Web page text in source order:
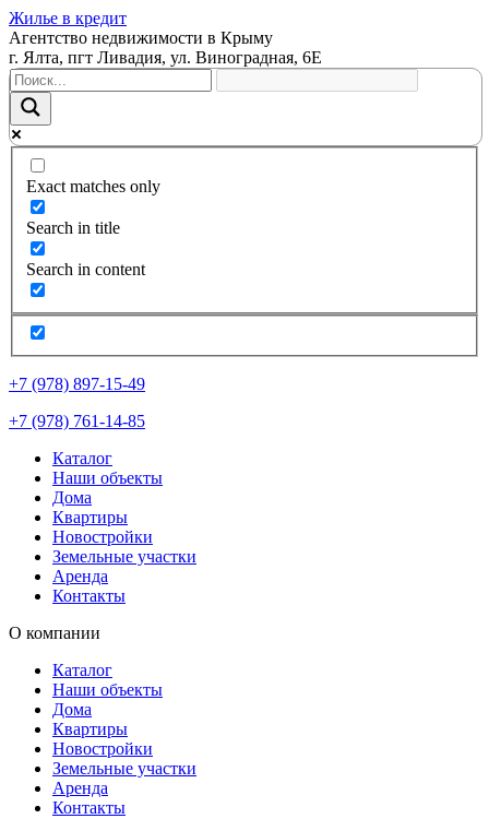
Жилье в кредит
Агентство недвижимости в Крыму
г. Ялта, пгт Ливадия, ул. Виноградная, 6Е
Exact matches only
Search in title
Search in content
+7 (978) 897-15-49
+7 (978) 761-14-85
Каталог
Наши объекты
Дома
Квартиры
Новостройки
Земельные участки
Аренда
Контакты
О компании
Каталог
Наши объекты
Дома
Квартиры
Новостройки
Земельные участки
Аренда
Контакты